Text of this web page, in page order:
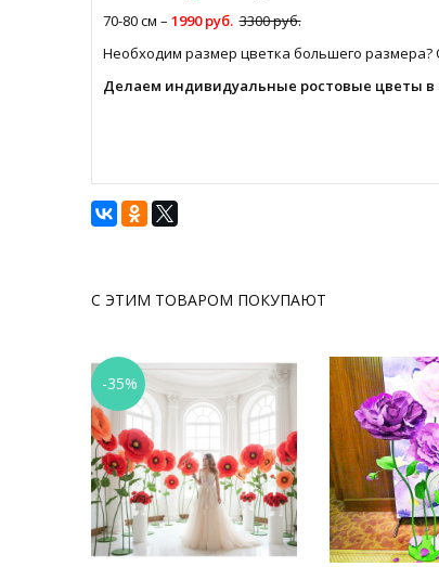
70-80 см – 1990 руб. 3300 руб.
Необходим размер цветка большего размера?
Делаем индивидуальные ростовые цветы в
С ЭТИМ ТОВАРОМ ПОКУПАЮТ
-35%